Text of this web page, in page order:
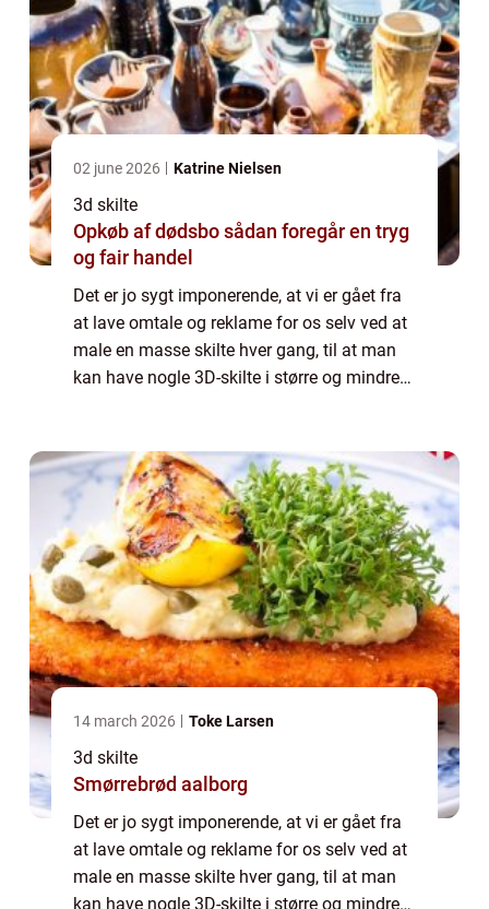
02 june 2026 Katrine Nielsen
3d skilte
Opkøb af dødsbo sådan foregår en tryg
og fair handel
Det er jo sygt imponerende, at vi er gået fra
at lave omtale og reklame for os selv ved at
male en masse skilte hver gang, til at man
kan have nogle 3D-skilte i større og mindre
14 march 2026 Toke Larsen
3d skilte
Smørrebrød aalborg
Det er jo sygt imponerende, at vi er gået fra
at lave omtale og reklame for os selv ved at
male en masse skilte hver gang, til at man
kan have nogle 3D-skilte i større og mindre